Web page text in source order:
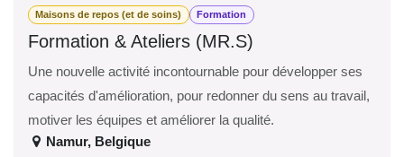
Maisons de repos (et de soins) Formation
Formation & Ateliers (MR.S)
Une nouvelle activité incontournable pour développer ses
capacités d'amélioration, pour redonner du sens au travail,
motiver les équipes et améliorer la qualité.
Namur, Belgique